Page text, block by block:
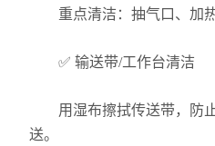
重点清洁：抽气口、加热
✅ 输送带/工作台清洁
用湿布擦拭传送带，防止
送。